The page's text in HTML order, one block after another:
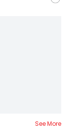
See More